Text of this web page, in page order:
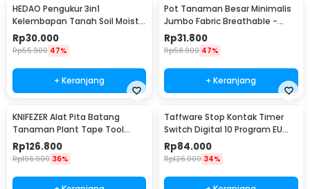
HEDAO Pengukur 3in1
Kelembapan Tanah Soil Moist
pH Analyzer - TL00378
Rp30.000
Rp55.900 47%
+ Keranjang
Pot Tanaman Besar Minimalis
Jumbo Fabric Breathable -
DFT24
Rp31.800
Rp58.900 47%
+ Keranjang
KNIFEZER Alat Pita Batang
Tanaman Plant Tape Tool
Tapener Machine - VK20
Rp126.800
Rp196.900 36%
Taffware Stop Kontak Timer
Switch Digital 10 Program EU
Plug 16A 230V - KWE-TM02-EU
Rp84.000
Rp126.000 34%